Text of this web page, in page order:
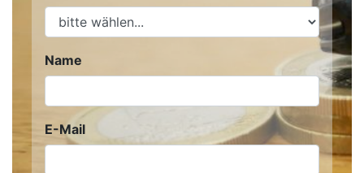
Name
E-Mail